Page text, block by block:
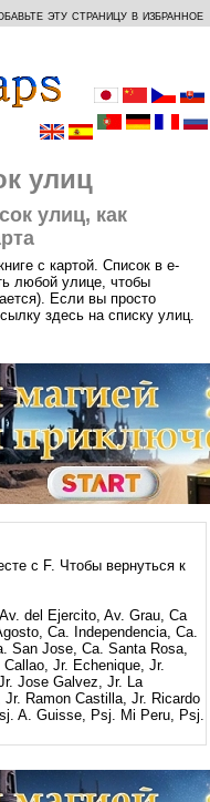
эту страницу в избранное
улиц
улиц, как
с картой. Список в е-
любой улице, чтобы
Если вы просто
здесь на списку улиц.
с F. Чтобы вернуться к
del Ejercito, Av. Grau, Ca
Ca. Independencia, Ca.
San Jose, Ca. Santa Rosa,
Jr. Echenique, Jr.
Jose Galvez, Jr. La
Ramon Castilla, Jr. Ricardo
A. Guisse, Psj. Mi Peru, Psj.